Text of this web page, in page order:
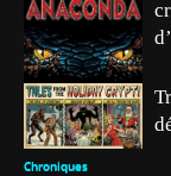
Chroniques
Chroniques